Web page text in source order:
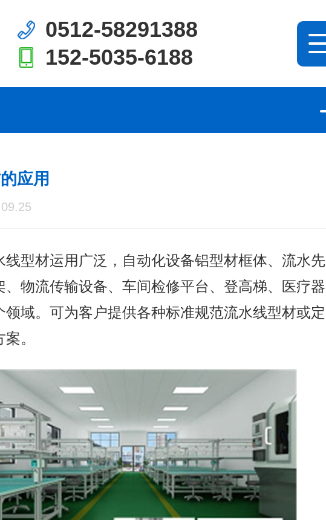
0512-58291388
152-5035-6188
应用
线型材运用广泛，自动化设备铝型材框体、流水先
、物流传输设备、车间检修平台、登高梯、医疗器
领域。可为客户提供各种标准规范流水线型材或定
。